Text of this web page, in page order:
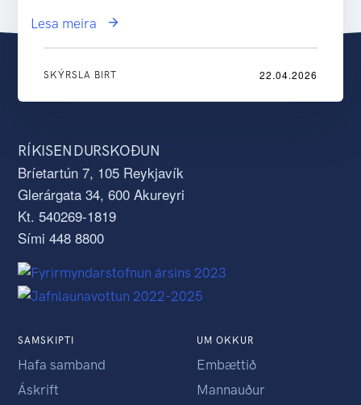
Lesa meira
SKÝRSLA BIRT 22.04.2026
RÍKISENDURSKOÐUN
Bríetartún 7, 105 Reykjavík
Glerárgata 34, 600 Akureyri
Kt. 540269-1819
Sími 448 8800
SAMSKIPTI
Hafa samband
Áskrift
UM OKKUR
Embættið
Mannauður